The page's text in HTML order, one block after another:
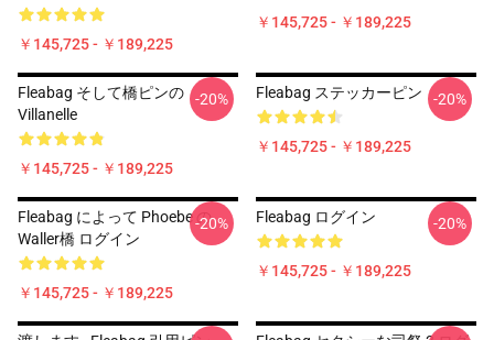
￥145,725 - ￥189,225
￥145,725 - ￥189,225
Fleabag そして橋ピンの
Villanelle
￥145,725 - ￥189,225
-20% Fleabag ステッカーピン
￥145,725 - ￥189,225
-20%
Fleabag によって Phoebe の
Waller橋 ログイン
￥145,725 - ￥189,225
-20% Fleabag ログイン
￥145,725 - ￥189,225
-20%